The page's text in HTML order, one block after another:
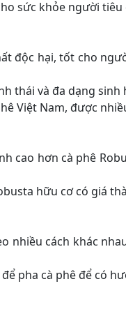
sức khỏe người tiêu
độc hại, tốt cho
thái và đa dạng sinh
Việt Nam, được
cao hơn cà phê
hữu cơ có giá
nhiều cách khác
pha cà phê để có